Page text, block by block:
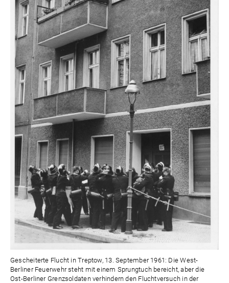
Gescheiterte Flucht in Treptow, 13. September 1961: Die West-
Berliner Feuerwehr steht mit einem Sprungtuch bereicht, aber die
Ost-Berliner Grenzsoldaten verhindern den Fluchtversuch in der